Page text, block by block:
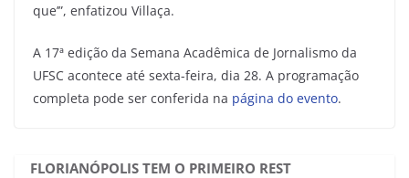
que’”, enfatizou Villaça.
A 17ª edição da Semana Acadêmica de Jornalismo da
UFSC acontece até sexta-feira, dia 28. A programação
completa pode ser conferida na página do evento.
FLORIANÓPOLIS TEM O PRIMEIRO REST